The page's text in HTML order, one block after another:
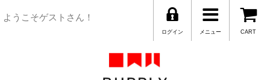
ようこそゲストさん！
CART
メニュー
ログイン